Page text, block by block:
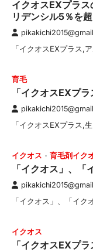
イクオスEXプラ
リデンシル5％を
「イクオスEXプラス,
育毛
「イクオスEXプ
「イクオスEXプラス,
イクオス 育毛剤イク
「イクオス」、「
「イクオス」、「イ
イクオス
「イクオスEXプ